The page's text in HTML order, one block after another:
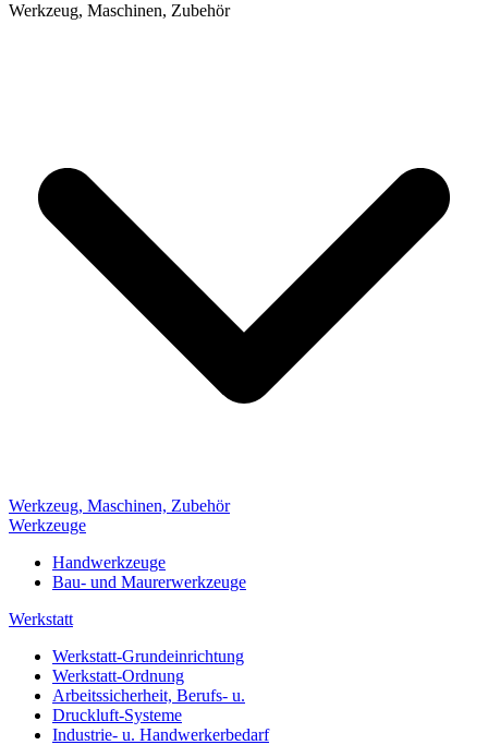
Werkzeug, Maschinen, Zubehör
Werkzeug, Maschinen, Zubehör
Werkzeuge
Handwerkzeuge
Bau- und Maurerwerkzeuge
Werkstatt
Werkstatt-Grundeinrichtung
Werkstatt-Ordnung
Arbeitssicherheit, Berufs- u.
Druckluft-Systeme
Industrie- u. Handwerkerbedarf